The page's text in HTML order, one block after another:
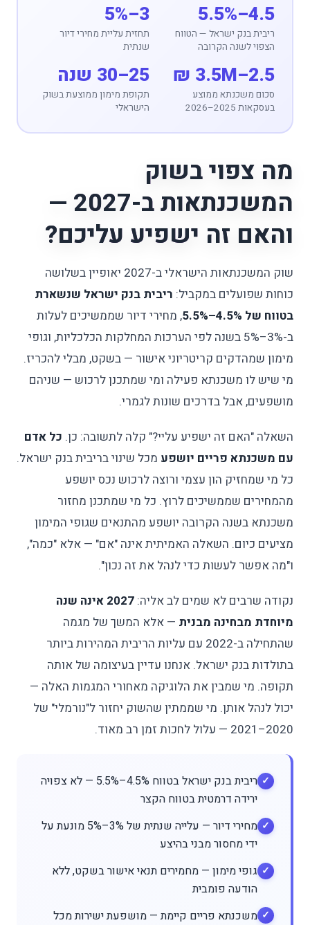
4.5–5.5%
ריבית בנק ישראל — הטווח
הצפוי לשנה הקרובה
3–5%
תחזית עליית מחירי דיור
שנתית
2.5–3.5M ₪
סכום משכנתא ממוצע
בעסקאות 2025–2026
25–30 שנה
תקופת מימון ממוצעת בשוק
הישראלי
מה צפוי בשוק
המשכנתאות ב-2027 —
והאם זה ישפיע עליכם?
שוק המשכנתאות הישראלי ב-2027 יאופיין בשלושה
כוחות שפועלים במקביל: ריבית בנק ישראל שנשארת
בטווח של 4.5%–5.5%
, מחירי דיור שממשיכים לעלות
ב-3%–5% בשנה לפי הערכות המחלקות הכלכליות, וגופי
מימון שמהדקים קריטריוני אישור — בשקט, מבלי להכריז.
מי שיש לו משכנתא פעילה ומי שמתכנן לרכוש — שניהם
מושפעים, אבל בדרכים שונות לגמרי.
השאלה "האם זה ישפיע עליי?" קלה לתשובה: כן. כל אדם
עם משכנתא פריים יושפע מכל שינוי בריבית בנק ישראל.
כל מי שמחזיק הון עצמי ורוצה לרכוש נכס יושפע
מהמחירים שממשיכים לרוץ. כל מי שמתכנן מחזור
משכנתא בשנה הקרובה יושפע מהתנאים שגופי המימון
מציעים כיום. השאלה האמיתית אינה "אם" — אלא "כמה",
ו"מה אפשר לעשות כדי לנהל את זה נכון".
נקודה שרבים לא שמים לב אליה:
2027 אינה שנה
מיוחדת מבחינה מבנית — אלא המשך של מגמה
שהתחילה ב-2022 עם עליות הריבית המהירות ביותר
בתולדות בנק ישראל. אנחנו עדיין בעיצומה של אותה
תקופה. מי שמבין את הלוגיקה מאחורי המגמות האלה —
יכול לנהל אותן. מי שממתין שהשוק יחזור ל"נורמלי" של
2020–2021 — עלול לחכות זמן רב מאוד.
ריבית בנק ישראל בטווח 4.5%–5.5% — לא צפויה
ירידה דרמטית בטווח הקצר
מחירי דיור — עלייה שנתית של 3%–5% מונעת על
ידי מחסור מבני בהיצע
גופי מימון — מחמירים תנאי אישור בשקט, ללא
הודעה פומבית
משכנתא פריים קיימת — מושפעת ישירות מכל